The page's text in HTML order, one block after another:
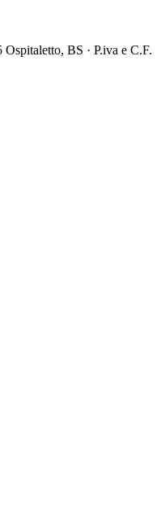
Ospitaletto, BS · P.iva e C.F.